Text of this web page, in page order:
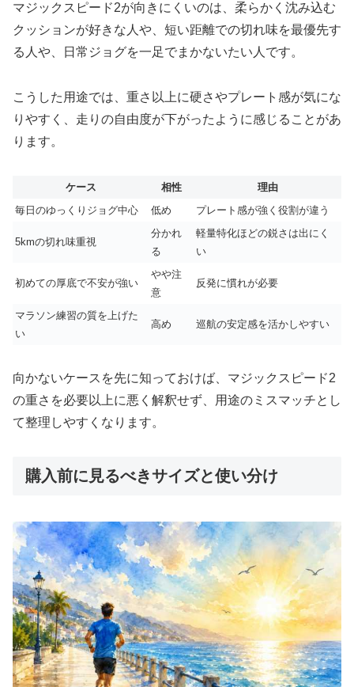
マジックスピード2が向きにくいのは、柔らかく沈み込む
クッションが好きな人や、短い距離での切れ味を最優先す
る人や、日常ジョグを一足でまかないたい人です。
こうした用途では、重さ以上に硬さやプレート感が気にな
りやすく、走りの自由度が下がったように感じることがあ
ります。
ケース 相性
理由
毎日のゆっくりジョグ中心
低め プレート感が強く役割が違う
5kmの切れ味重視
分かれ
る
軽量特化ほどの鋭さは出にく
い
初めての厚底で不安が強い
やや注
意
反発に慣れが必要
マラソン練習の質を上げた
い
高め 巡航の安定感を活かしやすい
向かないケースを先に知っておけば、マジックスピード2
の重さを必要以上に悪く解釈せず、用途のミスマッチとし
て整理しやすくなります。
購入前に見るべきサイズと使い分け